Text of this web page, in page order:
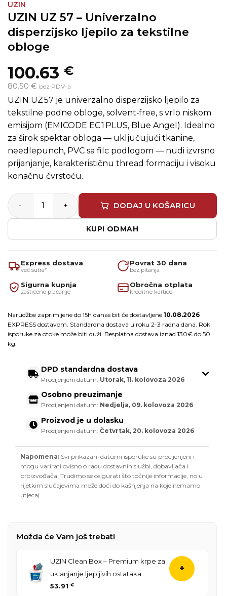
UZIN
UZIN UZ 57 – Univerzalno
disperzijsko ljepilo za tekstilne
obloge
100.63 €
80.50 € bez PDV-a
UZIN UZ 57 je univerzalno disperzijsko ljepilo za
tekstilne podne obloge, solvent‑free, s vrlo niskom
emisijom (EMICODE EC 1 PLUS, Blue Angel). Idealno
za širok spektar obloga — uključujući tkanine,
needlepunch, PVC sa filc podlogom — nudi izvrsno
prijanjanje, karakterističnu thread formaciju i visoku
konačnu čvrstoću.
UZIN UZ 57 – Univerzalno disperzijsko ljepilo za
DODAJ U KOŠARICU
KUPI ODMAH
Express dostava
već sutra*
Povrat 30 dana
bez pitanja
Sigurna kupnja
zaštićeno plaćanje
Obročna otplata
kreditne kartice
Narudžbe zaprimljene do 15h danas bit će dostavljene 10.08.2026
EXPRESS dostavom. Standardna dostava u roku 2-3 radna dana. Rok
isporuke za otoke može biti duži. Besplatna dostava iznad 130€ do 50
kg.
DPD standardna dostava
Procijenjeni datum: Utorak, 11. kolovoza 2026
Osobno preuzimanje
Procijenjeni datum: Nedjelja, 09. kolovoza 2026
Proizvod je u dolasku
Procijenjeni datum: Četvrtak, 20. kolovoza 2026
Napomena: Svi prikazani datumi isporuke su procijenjeni i
mogu varirati ovisno o radu dostavnih službi, dobavljača i
proizvođača. Trudimo se osigurati što točnije informacije, no u
rijetkim slučajevima može doći do kašnjenja na koje nemamo
utjecaj.
Možda će Vam još trebati
UZIN Clean Box – Premium krpe za
uklanjanje ljepljivih ostataka
53.91 €
+